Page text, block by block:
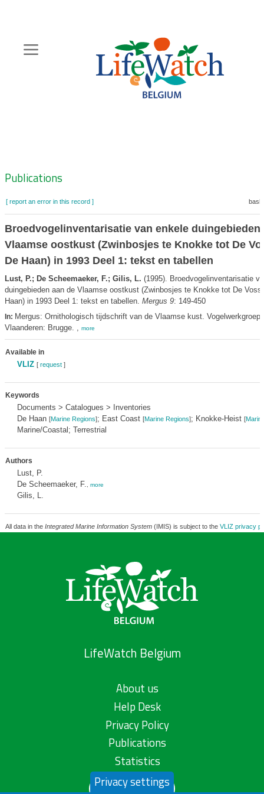
content
Zoeknavigatie
Publications
[ report an error in this record ]
Broedvogelinventarisatie van enkele duingebieden
Vlaamse oostkust (Zwinbosjes te Knokke tot De
De Haan) in 1993 Deel 1: tekst en tabellen
Lust, P.; De Scheemaeker, F.; Gilis, L. (1995). Broedvogelinventarisatie
duingebieden aan de Vlaamse oostkust (Zwinbosjes te Knokke tot De
Haan) in 1993 Deel 1: tekst en tabellen. Mergus 9: 149-450
In: Mergus: Ornithologisch tijdschrift van de Vlaamse kust. Vogelwerkgroep
Vlaanderen: Brugge. , more
Available in
VLIZ [ request]
Keywords
Documents > Catalogues > Inventories
De Haan [Marine Regions]; East Coast [Marine Regions]; Knokke-Heist [
Marine/Coastal; Terrestrial
Authors
Lust, P.
De Scheemaeker, F.
more
Gilis, L.
All data in the Integrated Marine Information System(IMIS) is subject to the VLIZ privacy
LifeWatch Belgium
About us
Help Desk
Privacy Policy
Publications
Statistics
Contact us
Privacy settings